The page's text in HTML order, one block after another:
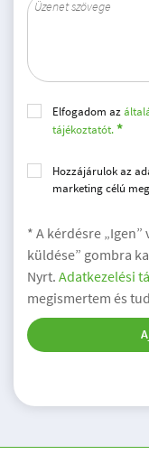
Elfogadom az
tájékoztatót.
Hozzájárulok az
marketing célú
* A kérdésre „Igen”
küldése” gombra
Nyrt. Adatkezelési
megismertem és